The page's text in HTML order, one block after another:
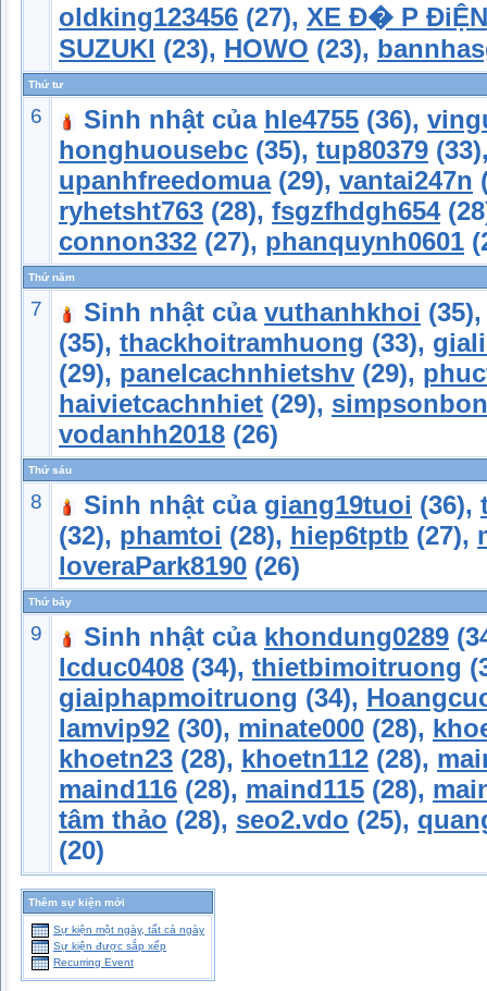
oldking123456 (27), XE Đ� P ĐiỆN
SUZUKI (23), HOWO (23),
Thứ tư
6 Sinh nhật của hle4755 (36),
honghuousebc (35), tup80379
upanhfreedomua(29), vantai247n
ryhetsht763 (28), fsgzfhdgh654
connon332 (27), phanquynh0601
Thứ năm
7 Sinh nhật của vuthanhkhoi
(35), thackhoitramhuong (33),
(29), panelcachnhietshv (29),
haivietcachnhiet (29),
vodanhh2018 (26)
Thứ sáu
8 Sinh nhật của giang19tuoi (36),
(32), phamtoi (28), hiep6tptb (27),
loveraPark8190 (26)
Thứ bảy
9 Sinh nhật của khondung0289
lcduc0408 (34), thietbimoitruong
giaiphapmoitruong (34),
lamvip92 (30), minate000 (28),
khoetn23 (28), khoetn112 (28),
maind116 (28), maind115 (28),
tâm thảo (28), seo2.vdo (25),
(20)
Thêm sự kiện mới
Sự kiện một ngày, tất cả ngày
Sự kiện được sắp xếp
Recurring Event